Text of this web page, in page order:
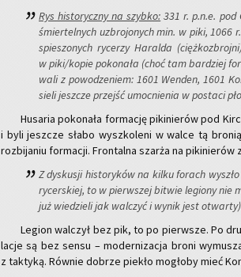
Rys hi­sto­rycz­ny na szyb­ko: 331 r. p.n.e.
śmier­tel­nych uzbro­jo­nych min. w piki,
spie­szo­nych ry­ce­rzy Ha­ral­da
w piki/kopie po­ko­na­ła (choć tam bar­dziej
wa­li z po­wo­dze­niem: 1601 Wen­den, 1601
sie­li jesz­cze przejść umoc­nie­nia w po­sta­ci
Hu­sa­ria po­ko­na­ła for­ma­cję pi­ki­nie­rów pod
i byli jesz­cze słabo wy­szko­le­ni w walce tą
roz­bi­ja­niu for­ma­cji. Fron­tal­na szar­ża na pi­ki­nie­rów
Z dys­ku­sji hi­sto­ry­ków na kilku fo­rach
ry­cer­skiej, to w pierw­szej bi­twie le­gio­ny nie
już wie­dzie­li jak wal­czyć i wynik jest
Le­gion wal­czył bez pik, to po pierw­sze. Po
la­cje są bez sensu – mo­der­ni­za­cja broni
z tak­ty­ką. Rów­nie do­brze pie­kło mo­gło­by mieć